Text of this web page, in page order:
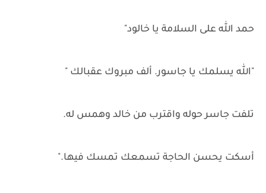
حمد الله على السلامة يا خالود"
"الله يسلمك يا جاسور. ألف مبروك عقبالك "
تلفت جاسر حوله واقترب من خالد وهمس له.
أسكت يحسن الحاجة تسمعك تمسك فيها."